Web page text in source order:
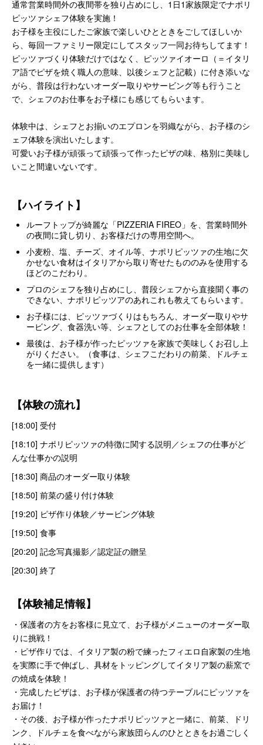
通常営業時間外の夜間帯を独り占めにし、1日1家族限定でナポリ
ピッツァシェフ体験を実施！
お子様を主役にしたご家族で楽しいひとときをごしてほしいか
ら、毎回一ファミリー限定にしてスタッフ一同お待ちしてます！
ピッツァづくり体験だけではなく、ピッツァイオーロ（＝イタリ
ア語でピザを焼く職人の意味、以後シェフと記載）に付き添いな
がら、普段は行わないオーダー取りやサービング等も行うこと
で、シェフのお仕事をお子様にも感じてもらいます。
体験中は、シェフとお揃いのエプロンを羽織ながら、お子様のシ
ェフ体験を演出いたします。
可愛いお子様が頑張って頑張って作ったピザの味、格別に美味し
いこと間違いないです。
【ハイライト】
ルーフトップが綺麗な「PIZZERIA FIREO」を、営業時間外
の夜間に貸し切り、お客様だけの専用空間へ。
小麦粉、塩、チーズ、オイル等、ナポリピッツァの生地に欠
かせない食材はイタリアから取り寄せたもののみを使用する
ほどのこだわり。
プロのシェフを独り占めにし、普段シェフから直接聞く事の
できない、ナポリピッツアのあれこれも教えてもらいます。
お子様には、ピッツァづくりはもちろん、オーダー取りやサ
ービング、食器洗い等、シェフとしてのお仕事を全部体験！
最後は、お子様が作ったピッツァを家族で美味しくお召し上
がりください。（食事は、シェフこだわりの前菜、ドルチェ
を一緒に提供します）
【体験の流れ】
[18:00] 受付
[18:10] ナポリピッツァの特徴に関する説明／シェフの仕事がど
んな仕事かの説明
[18:30] 商品のオーダー取り体験
[18:50] 前菜の盛り付け体験
[19:20] ピザ作り体験／サービング体験
[19:50] 食事
[20:20] 記念写真撮影／認定証の贈呈
[20:30] 終了
【体験補足情報】
・保護者の方をお客様に見立て、お子様がメニューのオーダー取
りに挑戦！
・ピザ作りでは、イタリア製の粉で練ったフィエロ自家製の生地
を実際に手で伸ばし、具材をトッピングしてイタリア製の薪窯で
の焼成を体験！
・完成したピザは、お子様が保護者の待つテーブルにピッツァを
お届け！
・その後、お子様が作ったナポリピッツァと一緒に、前菜、ドリ
ンク、ドルチェを食べながら家族団らんのひとときをお過ごしく